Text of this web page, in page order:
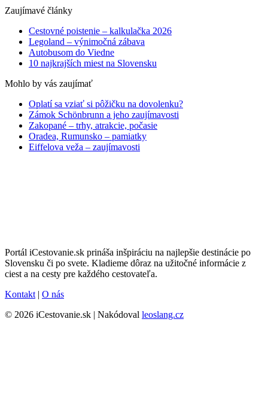
Zaujímavé články
Cestovné poistenie – kalkulačka 2026
Legoland – výnimočná zábava
Autobusom do Viedne
10 najkrajších miest na Slovensku
Mohlo by vás zaujímať
Oplatí sa vziať si pôžičku na dovolenku?
Zámok Schönbrunn a jeho zaujímavosti
Zakopané – trhy, atrakcie, počasie
Oradea, Rumunsko – pamiatky
Eiffelova veža – zaujímavosti
Portál iCestovanie.sk prináša inšpiráciu na najlepšie destinácie po
Slovensku či po svete. Kladieme dôraz na užitočné informácie z
ciest a na cesty pre každého cestovateľa.
Kontakt | O nás
© 2026 iCestovanie.sk | Nakódoval leoslang.cz